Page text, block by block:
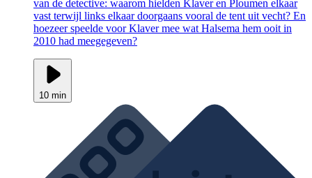
van de detective: waarom hielden Klaver en Ploumen elkaar
vast terwijl links elkaar doorgaans vooral de tent uit vecht? En
hoezeer speelde voor Klaver mee wat Halsema hem ooit in
2010 had meegegeven?
10 min